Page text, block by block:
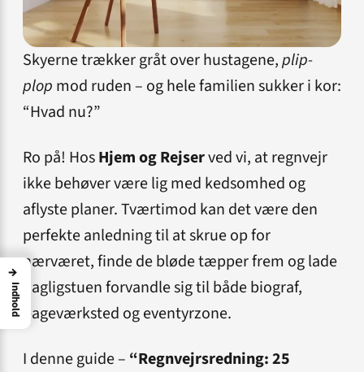
Skyerne trækker gråt over hustagene,plip-
plop mod ruden – og hele familien sukker i kor:
“Hvad nu?”
Ro på! HosHjem og Rejserved vi, at regnvejr
ikke behøver være lig med kedsomhed og
aflyste planer. Tværtimod kan det være den
perfekte anledning til at skrue op for
nærværet, finde de bløde tæpper frem og lade
dagligstuen forvandle sig til både biograf,
bageværksted og eventyrzone.
I denne guide – “Regnvejrsredning: 25
→
Indhold